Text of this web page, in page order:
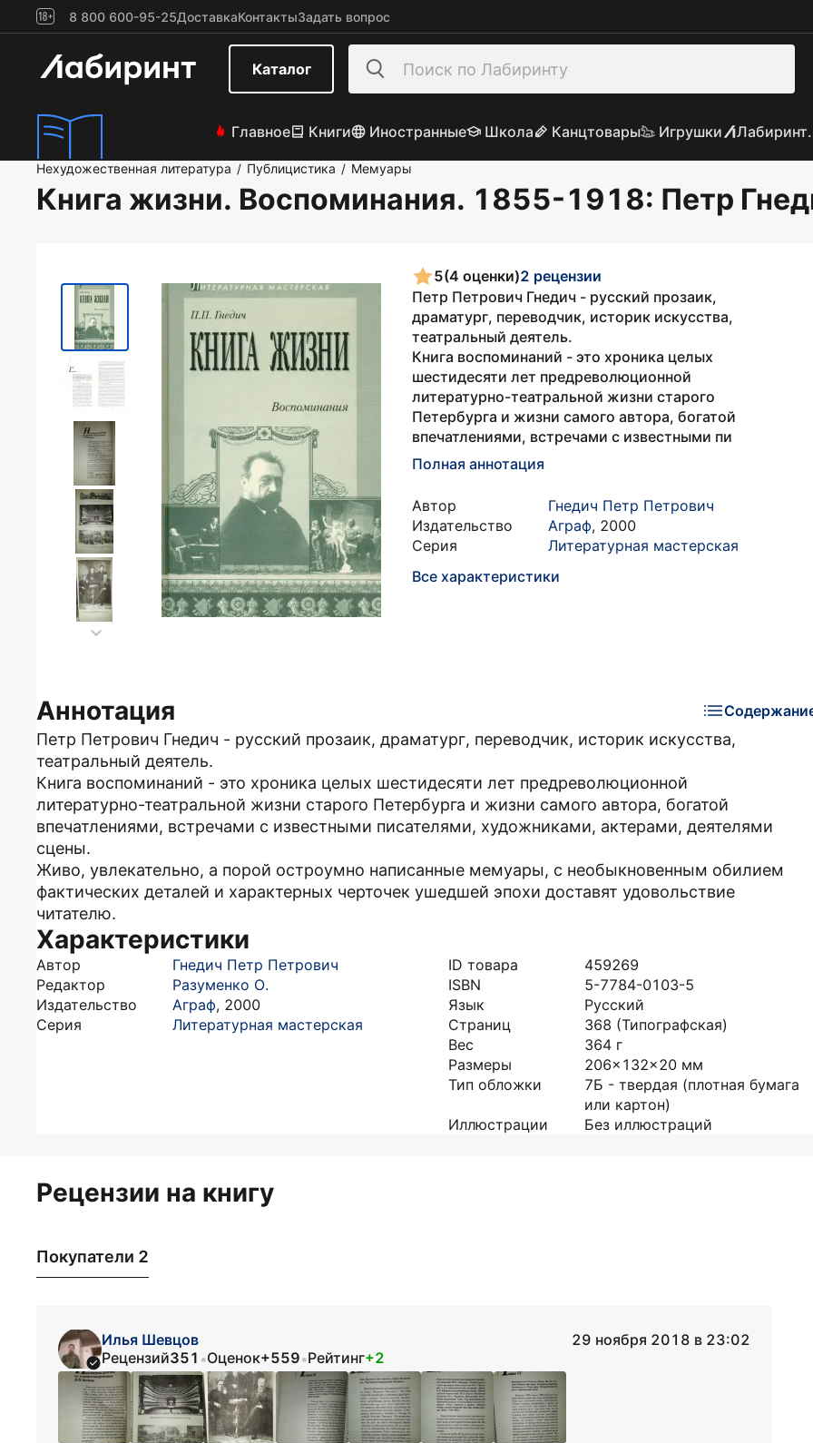
8 800 600-95-25ДоставкаКонтактыЗадать вопрос
Каталог
Главное Книги Иностранные Школа Канцтовары Игрушки
Нехудожественная литература / Публицистика / Мемуары
Книга жизни. Воспоминания. 1855-1918: Петр
5(4 оценки)2 рецензии
Петр Петрович Гнедич - русский прозаик,
драматург, переводчик, историк искусства,
театральный деятель.
Книга воспоминаний - это хроника целых
шестидесяти лет предреволюционной
литературно-театральной жизни старого
Петербурга и жизни самого автора, богатой
впечатлениями, встречами с известными пи
Полная аннотация
Автор
Гнедич Петр Петрович
Издательство
Аграф, 2000
Серия
Литературная мастерская
Все характеристики
Аннотация
Петр Петрович Гнедич - русский прозаик, драматург, переводчик, историк искусства,
театральный деятель.
Книга воспоминаний - это хроника целых шестидесяти лет предреволюционной
литературно-театральной жизни старого Петербурга и жизни самого автора, богатой
впечатлениями, встречами с известными писателями, художниками, актерами, деятелями
сцены.
Живо, увлекательно, а порой остроумно написанные мемуары, с необыкновенным обилием
фактических деталей и характерных черточек ушедшей эпохи доставят удовольствие
читателю.
Характеристики
Автор
Гнедич Петр Петрович
Редактор
Разуменко О.
Издательство
Аграф, 2000
Серия
Литературная мастерская
ID товара
459269
ISBN
5-7784-0103-5
Язык
Русский
Страниц
368 (Типографская)
Вес
364 г
Размеры
206x132x20 мм
Тип обложки
7Б - твердая (плотная бумага
или картон)
Иллюстрации
Без иллюстраций
Рецензии на книгу
Покупатели 2
Илья Шевцов
29 ноября 2018 в 23:02
Рецензий351 •Оценок+559•Рейтинг+2